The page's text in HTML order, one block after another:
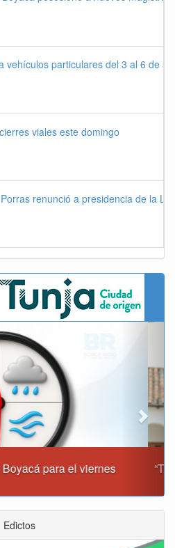
vehículos particulares del 3 al 6 de
viales este domingo
renunció a presidencia de la
y no podemos fallarle en
Edictos